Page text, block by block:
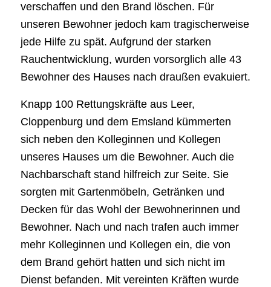
verschaffen und den Brand löschen. Für
unseren Bewohner jedoch kam tragischerweise
jede Hilfe zu spät. Aufgrund der starken
Rauchentwicklung, wurden vorsorglich alle 43
Bewohner des Hauses nach draußen evakuiert.
Knapp 100 Rettungskräfte aus Leer,
Cloppenburg und dem Emsland kümmerten
sich neben den Kolleginnen und Kollegen
unseres Hauses um die Bewohner. Auch die
Nachbarschaft stand hilfreich zur Seite. Sie
sorgten mit Gartenmöbeln, Getränken und
Decken für das Wohl der Bewohnerinnen und
Bewohner. Nach und nach trafen auch immer
mehr Kolleginnen und Kollegen ein, die von
dem Brand gehört hatten und sich nicht im
Dienst befanden. Mit vereinten Kräften wurde